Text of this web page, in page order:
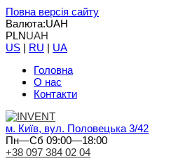
Повна версія сайту
Валюта:UAH
PLNUAH
US | RU | UA
Головна
О нас
Контакти
м. Київ, вул. Половецька 3/42
Пн—Сб 09:00—18:00
+38 097 384 02 04